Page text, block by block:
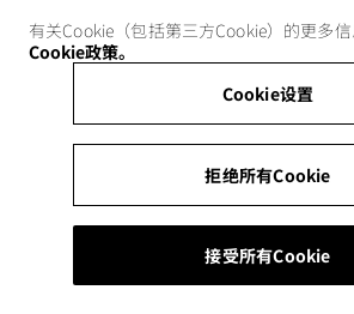
有关Cookie（包括第三方Cookie）的更多
Cookie政策。
Cookie设置
拒绝所有Cookie
接受所有Cookie